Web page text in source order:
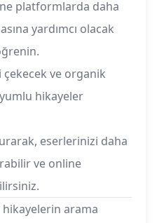
platformlarda daha
yardımcı olacak
ve organik
hikayeler
eserlerinizi daha
ve online
hikayelerin arama